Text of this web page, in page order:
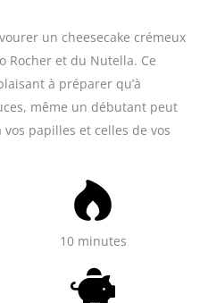
un cheesecake crémeux
Rocher et du Nutella. Ce
à préparer qu’à
même un débutant peut
papilles et celles de vos
10 minutes